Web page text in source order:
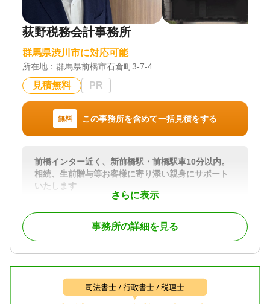
対応体制
電話相談可 / 訪問可 / 女性スタッフ対応可 / 土日相談
可 / 初回相談無料 / 18時以降相談可 / オンライン面談
可 / 事務所面談可
荻野税務会計事務所
群馬県渋川市に対応可能
所在地： 群馬県前橋市石倉町3-7-4
見積無料 PR
無料 この事務所を含めて一括見積をする
さらに表示
前橋インター近く、新前橋駅・前橋駅車10分以内。
相続、生前贈与等お客様に寄り添い親身にサポート
いたします
相続税の申告は個人をゆっくり悼む間もなく期限が
迫ってしまうものです。財産が何もないと思ってい
ても、後から申告の必要なものが出てきて慌ててし
まう事があります。
お亡くなりになってからのご相談も、
財産目録から路線価による土地評価など、申告まで
事務所の詳細を見る